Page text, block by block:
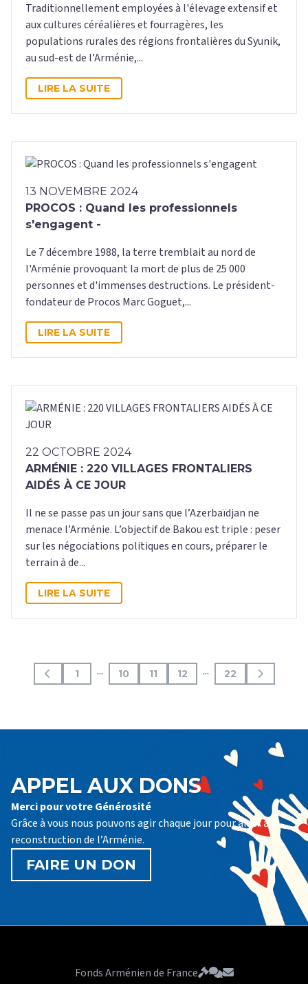
Traditionnellement employées à l'élevage extensif et
aux cultures céréalières et fourragères, les
populations rurales des régions frontalières du Syunik,
au sud-est de l’Arménie,...
LIRE LA SUITE
13 NOVEMBRE 2024
PROCOS : Quand les professionnels
s'engagent -
Le 7 décembre 1988, la terre tremblait au nord de
l'Arménie provoquant la mort de plus de 25 000
personnes et d'immenses destructions. Le président-
fondateur de Procos Marc Goguet,...
LIRE LA SUITE
22 OCTOBRE 2024
ARMÉNIE : 220 VILLAGES FRONTALIERS
AIDÉS À CE JOUR
Il ne se passe pas un jour sans que l’Azerbaïdjan ne
menace l’Arménie. L’objectif de Bakou est triple : peser
sur les négociations politiques en cours, préparer le
terrain à de...
LIRE LA SUITE
1 ... 10 11 12 ... 22
APPEL AUX DONS
Merci pour votre Générosité
Grâce à vous nous pouvons agir chaque jour pour aider à la
reconstruction de l’Arménie.
FAIRE UN DON
Fonds Arménien de France